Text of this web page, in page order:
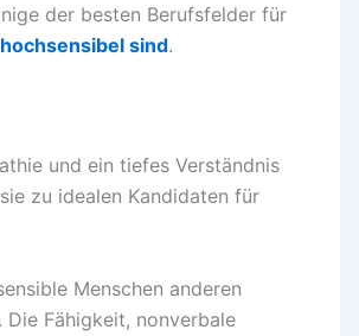
der besten Berufsfelder für
sind.
und ein tiefes Verständnis
zu idealen Kandidaten für
Menschen anderen
Fähigkeit, nonverbale